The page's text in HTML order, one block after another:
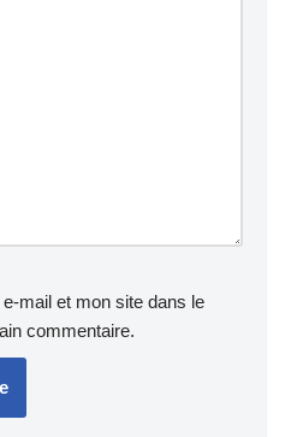
mail et mon site dans le
commentaire.